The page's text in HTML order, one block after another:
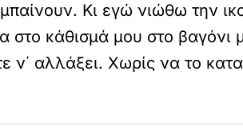
Κι εγώ νιώθω την
στο κάθισμά μου στο
ν΄ αλλάξει. Χωρίς να το